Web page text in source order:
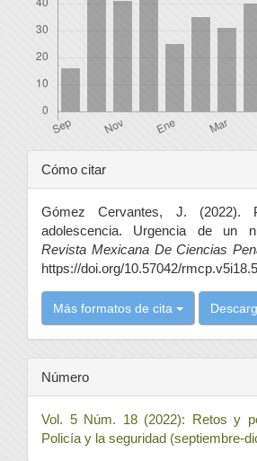
Detalles
del
artículo
Cómo citar
Gómez Cervantes, J. (2022).
adolescencia. Urgencia de un
Revista Mexicana De Ciencias
https://doi.org/10.57042/
Más formatos de cita
Número
Vol. 5 Núm. 18 (2022): Retos y
Policía y la seguridad (septiembre-